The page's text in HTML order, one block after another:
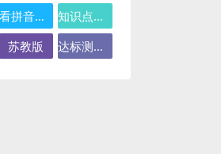
看拼音写词语
知识点总结
苏教版 达标测试卷